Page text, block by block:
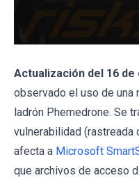
Actualización del 16 de
observado el uso de una
ladrón Phemedrone. Se
vulnerabilidad (rastreada
afecta a Microsoft
que archivos de acceso